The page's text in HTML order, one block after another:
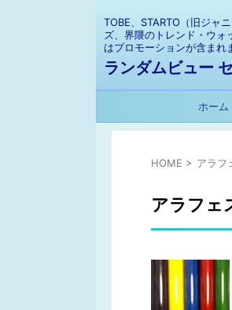
TOBE、STARTO（旧ジャ
ズ、界隈のトレンド・ウ
はプロモーションが含まれ
ランダムビュー
ホーム
HOME > アラフ
アラフェ